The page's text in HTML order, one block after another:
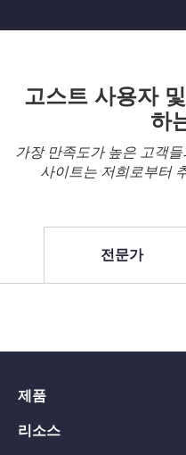
고스트 사용자
하
가장 만족도가 높은 고객
사이트는 저희로부터
전문가
제품
PC용 VPN
리소스